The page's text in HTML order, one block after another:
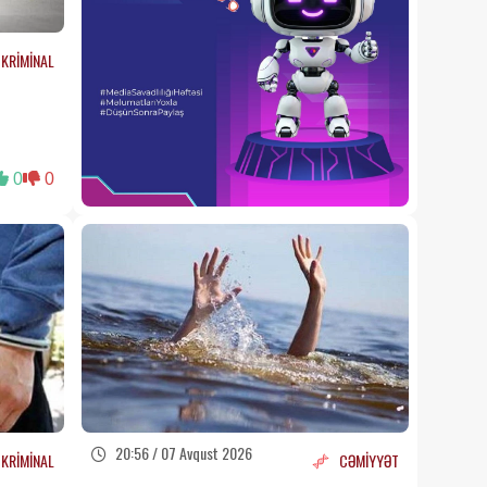
XƏBƏRDARLIQ edir
DİN-in Baş İdarəsi əməliyyat
Tutulan şəxslər
Bu universitet tələbələrə
xüsusi təqaüd ayırdı –ayda
200 AZN
07 Avqust 2026 18:43
Bakıda parkdanoğurluq
edilib
07 Avqust 2026 18:15
Bu universitet tələbələrə
xüsusi təqaüd ayırdı -ayda
200 AZN07 Avqust 2026 17:59
Mənzilin sahəsi çıxarışda az
KRİMİNAL
0 0
KRİMİNAL 20:56 / 07 Avqust 2026 CƏMİYYƏT